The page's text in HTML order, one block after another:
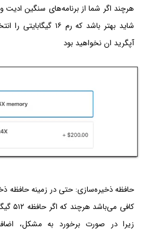
هرچند اگر شما از برنامه‌های سنگین ادیت
شاید بهتر باشد که رم
آپگرید ان نخواهید بود
کافی
زیرا در صورت برخورد به مشکل،